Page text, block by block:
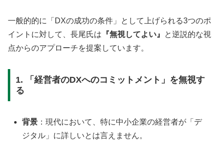
一般的的に「DXの成功の条件」として上げられる3つのポ
イントに対して、長尾氏は 『無視してよい』
と逆説的な視
点からのアプローチを提案しています。
1. 「経営者のDXへのコミットメント」を無視す
る
背景 ：現代において、特に中小企業の経営者が「デ
ジタル」に詳しいとは言えません。